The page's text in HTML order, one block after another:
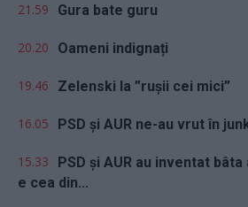
21.59 Gura bate guru
20.20 Oameni indignați
19.46 Zelenski la ”rușii cei mici”
16.05 PSD și AUR ne-au vrut în
15.33
PSD și AUR au inventat
e cea din...